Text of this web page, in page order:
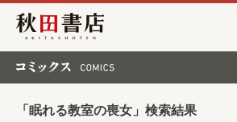
秋田書店
「眠れる教室の喪女」検索結果